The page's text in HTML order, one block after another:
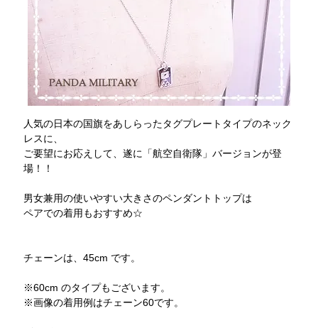
人気の日本の国旗をあしらったタグプレートタイプのネック
レスに、
ご要望にお応えして、遂に「航空自衛隊」バージョンが登
場！！
男女兼用の使いやすい大きさのペンダントトップは
ペアでの着用もおすすめ☆
チェーンは、45cm です。
※60cm のタイプもございます。
※画像の着用例はチェーン60です。